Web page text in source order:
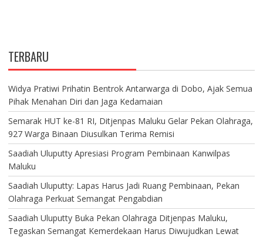
TERBARU
Widya Pratiwi Prihatin Bentrok Antarwarga di Dobo, Ajak Semua
Pihak Menahan Diri dan Jaga Kedamaian
Semarak HUT ke-81 RI, Ditjenpas Maluku Gelar Pekan Olahraga,
927 Warga Binaan Diusulkan Terima Remisi
Saadiah Uluputty Apresiasi Program Pembinaan Kanwilpas
Maluku
Saadiah Uluputty: Lapas Harus Jadi Ruang Pembinaan, Pekan
Olahraga Perkuat Semangat Pengabdian
Saadiah Uluputty Buka Pekan Olahraga Ditjenpas Maluku,
Tegaskan Semangat Kemerdekaan Harus Diwujudkan Lewat